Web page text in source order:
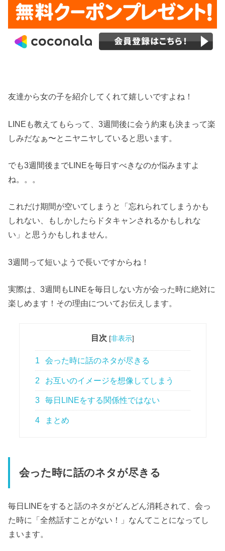
友達から女の子を紹介してくれて嬉しいですよね！
LINEも教えてもらって、3週間後に会う約束も決まって楽
しみだなぁ〜とニヤニヤしていると思います。
でも3週間後までLINEを毎日すべきなのか悩みますよ
ね。。。
これだけ期間が空いてしまうと「忘れられてしまうかも
しれない、もしかしたらドタキャンされるかもしれな
い」と思うかもしれません。
3週間って短いようで長いですからね！
実際は、3週間もLINEを毎日しない方が会った時に絶対に
楽しめます！その理由についてお伝えします。
目次 [非表示]
1 会った時に話のネタが尽きる
2 お互いのイメージを想像してしまう
3 毎日LINEをする関係性ではない
4 まとめ
会った時に話のネタが尽きる
毎日LINEをすると話のネタがどんどん消耗されて、会っ
た時に「全然話すことがない！」なんてことになってし
まいます。